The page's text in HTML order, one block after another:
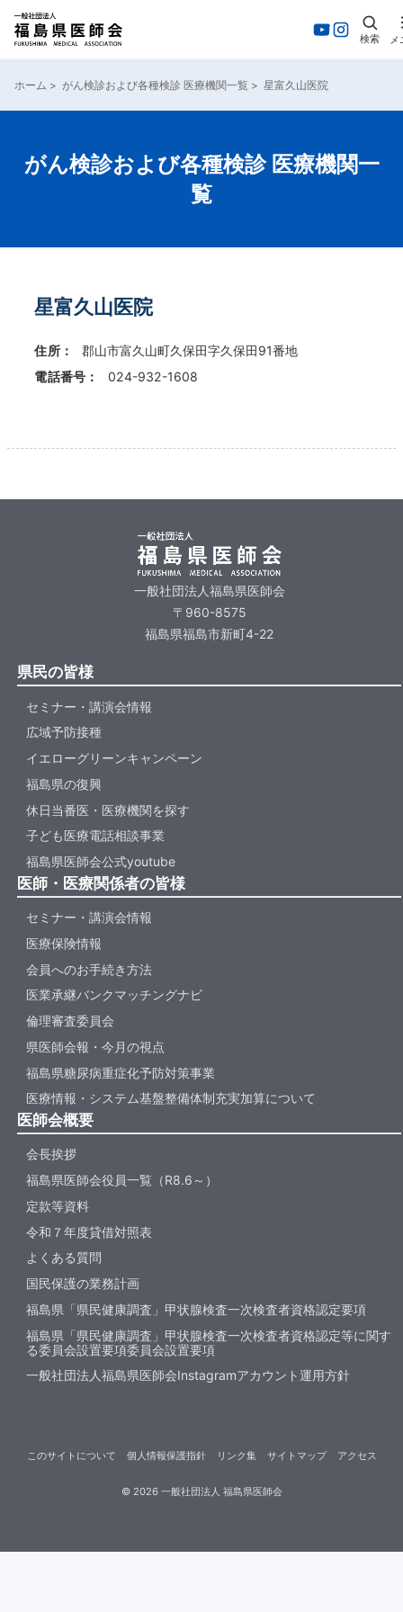
検索 メ
ホーム > がん検診および各種検診 医療機関一覧 > 星富久山医院
がん検診および各種検診 医療機関一
覧
星富久山医院
住所：
郡山市富久山町久保田字久保田91番地
電話番号：
024-932-1608
一般社団法人福島県医師会
〒960-8575
福島県福島市新町4-22
県民の皆様
セミナー・講演会情報
広域予防接種
イエローグリーンキャンペーン
福島県の復興
休日当番医・医療機関を探す
子ども医療電話相談事業
福島県医師会公式youtube
医師・医療関係者の皆様
セミナー・講演会情報
医療保険情報
会員へのお手続き方法
医業承継バンクマッチングナビ
倫理審査委員会
県医師会報・今月の視点
福島県糖尿病重症化予防対策事業
医療情報・システム基盤整備体制充実加算について
医師会概要
会長挨拶
福島県医師会役員一覧（R8.6～）
定款等資料
令和７年度貸借対照表
よくある質問
国民保護の業務計画
福島県「県民健康調査」甲状腺検査一次検査者資格認定要項
福島県「県民健康調査」甲状腺検査一次検査者資格認定等に関す
る委員会設置要項委員会設置要項
一般社団法人福島県医師会Instagramアカウント運用方針
© 2026一般社団法人 福島県医師会
このサイトについて 個人情報保護指針 リンク集 サイトマップ アクセス